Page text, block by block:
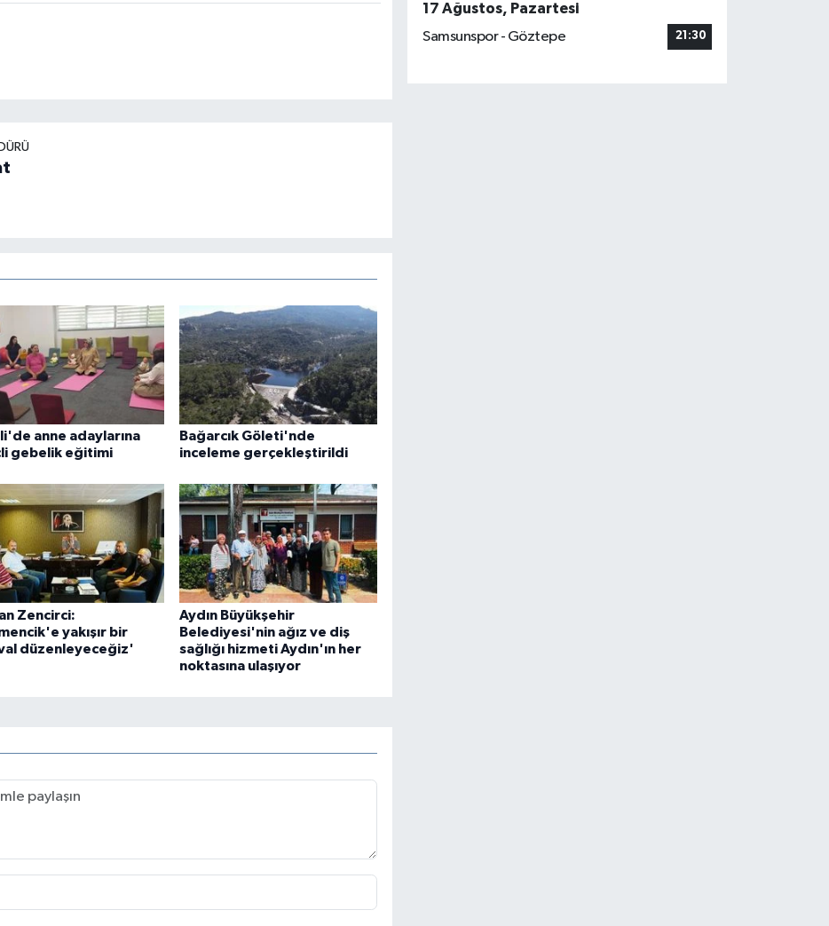
anne adaylarına
gebelik eğitimi
Bağarcık Göleti'nde
inceleme gerçekleştirildi
Zencirci:
yakışır bir
düzenleyeceğiz'
Aydın Büyükşehir
Belediyesi'nin ağız ve diş
sağlığı hizmeti Aydın'ın her
noktasına ulaşıyor
17 Ağustos, Pazartesi
Samsunspor - Göztepe
21:30